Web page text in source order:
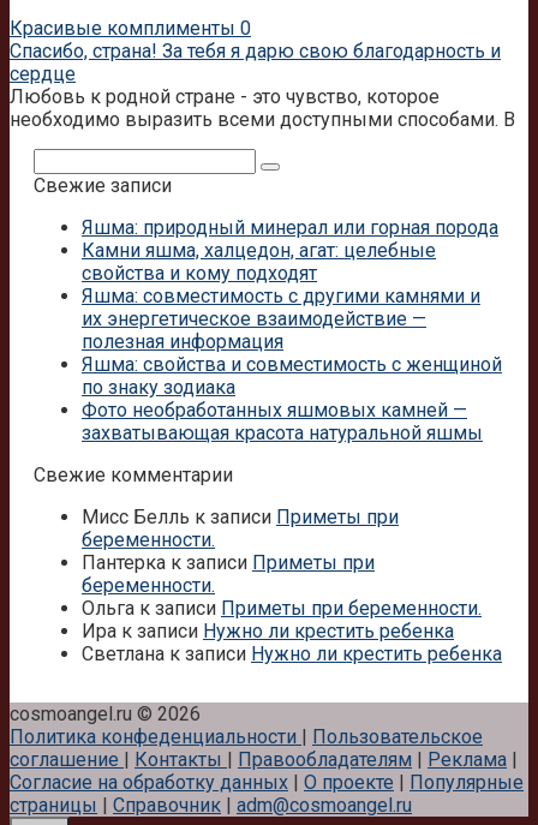
Красивые комплименты 0
Спасибо, страна! За тебя я дарю свою благодарность и
сердце
Любовь к родной стране - это чувство, которое
необходимо выразить всеми доступными способами. В
Свежие записи
Яшма: природный минерал или горная порода
Камни яшма, халцедон, агат: целебные
свойства и кому подходят
Яшма: совместимость с другими камнями и
их энергетическое взаимодействие —
полезная информация
Яшма: свойства и совместимость с женщиной
по знаку зодиака
Фото необработанных яшмовых камней —
захватывающая красота натуральной яшмы
Свежие комментарии
Мисс Белль к записи Приметы при
беременности.
Пантерка к записи Приметы при
беременности.
Ольга к записи Приметы при беременности.
Ира к записи Нужно ли крестить ребенка
Светлана к записи Нужно ли крестить ребенка
cosmoangel.ru © 2026
Политика конфеденциальности | Пользовательское
соглашение | Контакты | Правообладателям | Реклама |
Согласие на обработку данных | О проекте | Популярные
страницы | Справочник | adm@cosmoangel.ru